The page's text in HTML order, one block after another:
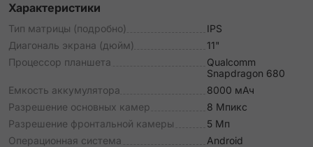
Характеристики
Тип матрицы (подробно)
IPS
Диагональ экрана (дюйм)
11"
Процессор планшета
Qualcomm
Snapdragon 680
Емкость аккумулятора
8000 мАч
Разрешение основных камер
8 Мпикс
Разрешение фронтальной камеры
5 Мп
Операционная система
Android